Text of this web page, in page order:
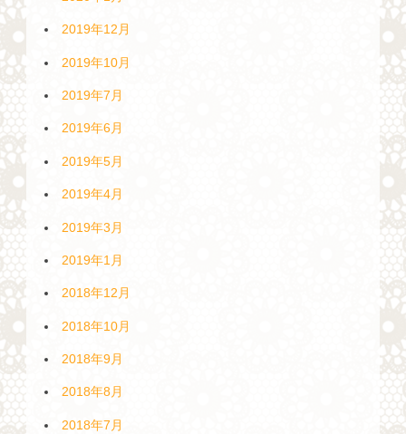
2019年12月
2019年10月
2019年7月
2019年6月
2019年5月
2019年4月
2019年3月
2019年1月
2018年12月
2018年10月
2018年9月
2018年8月
2018年7月